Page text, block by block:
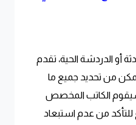
أو الدردشة الحية، تقدم
من تحديد جميع ما
سيقوم الكاتب المخصص
من عدم استبعاد